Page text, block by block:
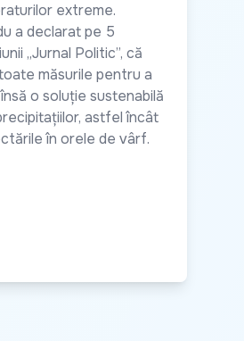
extreme.
a declarat pe 5
„Jurnal Politic”, că
măsurile pentru a
o soluție sustenabilă
astfel încât
în orele de vârf.